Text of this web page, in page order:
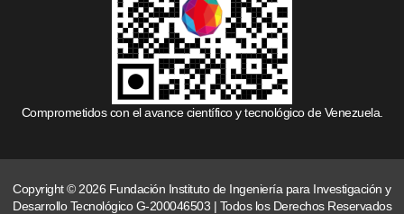
Comprometidos con el avance científico y tecnológico de Venezuela.
Copyright © 2026 Fundación Instituto de Ingeniería para Investigación y
Desarrollo Tecnológico G-200046503 | Todos los Derechos Reservados